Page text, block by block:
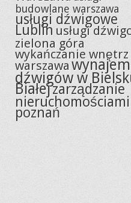
budowlane warszawa
usługi dźwigowe
Lublin usługi
zielona góra
wykańczanie wnętrz
warszawawynajem
dźwigów w
Białejzarządzanie
nieruchomościami
poznań